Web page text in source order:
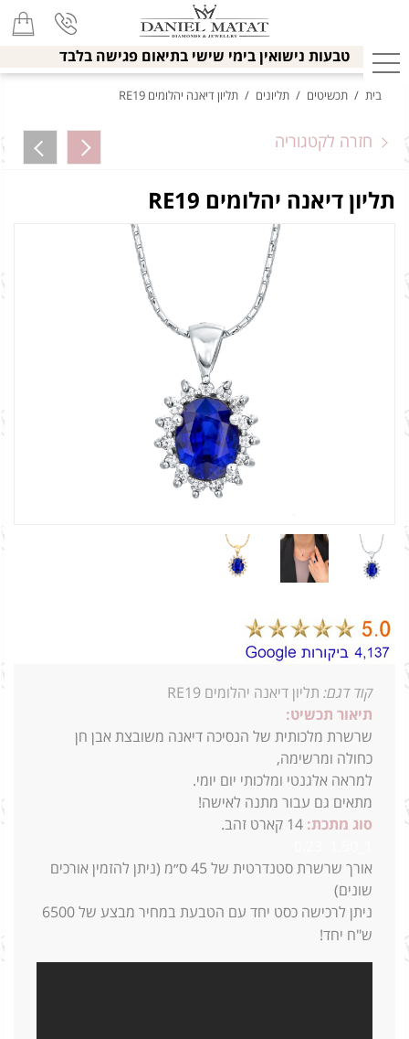
טבעות נישואין בימי שישי בתיאום פגישה בלבד
בית / תכשיטים / תליונים / תליון דיאנה יהלומים RE19
חזרה לקטגוריה
תליון דיאנה יהלומים RE19
קוד דגם: תליון דיאנה יהלומים RE19
תיאור תכשיט:
שרשרת מלכותית של הנסיכה דיאנה משובצת אבן חן
כחולה ומרשימה,
למראה אלגנטי ומלכותי יום יומי.
מתאים גם עבור מתנה לאישה!
סוג מתכת: 14 קארט זהב.
א
ורך שרשרת סטנדרטית של 45 ס״מ (ניתן להזמין אורכים
שונים)
ניתן לרכישה כסט יחד עם הטבעת במחיר מבצע של 6500
ש"ח יחד!